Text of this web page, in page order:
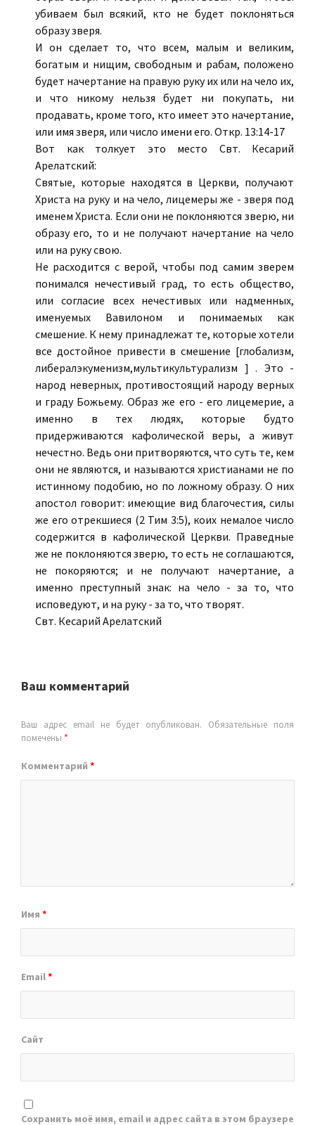
убиваем был всякий, кто не будет поклоняться
образу зверя.
И он сделает то, что всем, малым и великим,
богатым и нищим, свободным и рабам, положено
будет начертание на правую руку их или на чело их,
и что никому нельзя будет ни покупать, ни
продавать, кроме того, кто имеет это начертание,
или имя зверя, или число имени его. Откр. 13:14-17
Вот как толкует это место Свт. Кесарий
Арелатский:
Святые, которые находятся в Церкви, получают
Христа на руку и на чело, лицемеры же - зверя под
именем Христа. Если они не поклоняются зверю, ни
образу его, то и не получают начертание на чело
или на руку свою.
Не расходится с верой, чтобы под самим зверем
понимался нечестивый град, то есть общество,
или согласие всех нечестивых или надменных,
именуемых Вавилоном и понимаемых как
смешение. К нему принадлежат те, которые хотели
все достойное привести в смешение [глобализм,
либералэкуменизм,мультикультурализм ] . Это -
народ неверных, противостоящий народу верных
и граду Божьему. Образ же его - его лицемерие, а
именно в тех людях, которые будто
придерживаются кафолической веры, а живут
нечестно. Ведь они притворяются, что суть те, кем
они не являются, и называются христианами не по
истинному подобию, но по ложному образу. О них
апостол говорит: имеющие вид благочестия, силы
же его отрекшиеся (2 Тим 3:5), коих немалое число
содержится в кафолической Церкви. Праведные
же не поклоняются зверю, то есть не соглашаются,
не покоряются; и не получают начертание, а
именно преступный знак: на чело - за то, что
исповедуют, и на руку - за то, что творят.
Свт. Кесарий Арелатский
Ваш комментарий
Ваш адрес email не будет опубликован.
Обязательные поля
помечены *
Комментарий *
Имя *
Email*
Сайт
Сохранить моё имя, email и адрес сайта в этом браузере